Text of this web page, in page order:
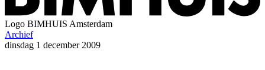
Logo BIMHUIS Amsterdam
Archief
dinsdag 1 december 2009